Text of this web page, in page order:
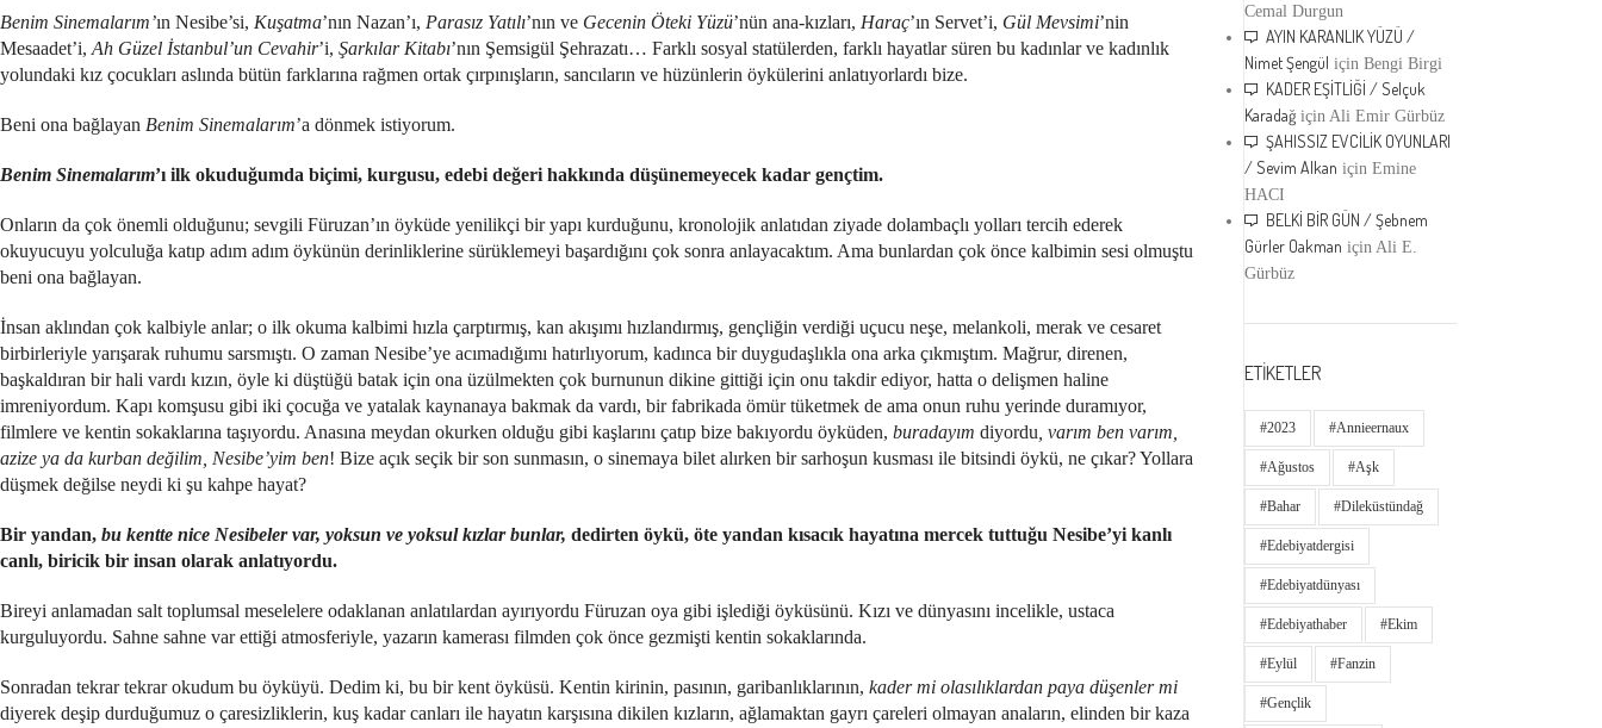
Benim Sinemalarım’ın Nesibe’si, Kuşatma’nın Nazan’ı, Parasız Yatılı’nın ve Gecenin Öteki Yüzü’nün ana-kızları, Haraç’ın Servet’i, Gül Mevsimi’nin
Mesaadet’i, Ah Güzel İstanbul’un Cevahir’i, Şarkılar Kitabı’nın Şemsigül Şehrazatı… Farklı sosyal statülerden, farklı hayatlar süren bu kadınlar ve kadınlık
yolundaki kız çocukları aslında bütün farklarına rağmen ortak çırpınışların, sancıların ve hüzünlerin öykülerini anlatıyorlardı bize.
Beni ona bağlayan Benim Sinemalarım’a dönmek istiyorum.
Benim Sinemalarım’ı ilk okuduğumda biçimi, kurgusu, edebi değeri hakkında düşünemeyecek kadar gençtim.
Onların da çok önemli olduğunu; sevgili Füruzan’ın öyküde yenilikçi bir yapı kurduğunu, kronolojik anlatıdan ziyade dolambaçlı yolları tercih ederek
okuyucuyu yolculuğa katıp adım adım öykünün derinliklerine sürüklemeyi başardığını çok sonra anlayacaktım. Ama bunlardan çok önce kalbimin sesi olmuştu
beni ona bağlayan.
İnsan aklından çok kalbiyle anlar; o ilk okuma kalbimi hızla çarptırmış, kan akışımı hızlandırmış, gençliğin verdiği uçucu neşe, melankoli, merak ve cesaret
birbirleriyle yarışarak ruhumu sarsmıştı. O zaman Nesibe’ye acımadığımı hatırlıyorum, kadınca bir duygudaşlıkla ona arka çıkmıştım. Mağrur, direnen,
başkaldıran bir hali vardı kızın, öyle ki düştüğü batak için ona üzülmekten çok burnunun dikine gittiği için onu takdir ediyor, hatta o delişmen haline
imreniyordum. Kapı komşusu gibi iki çocuğa ve yatalak kaynanaya bakmak da vardı, bir fabrikada ömür tüketmek de ama onun ruhu yerinde duramıyor,
filmlere ve kentin sokaklarına taşıyordu. Anasına meydan okurken olduğu gibi kaşlarını çatıp bize bakıyordu öyküden, buradayım diyordu , varım ben varım,
azize ya da kurban değilim, Nesibe’yim ben! Bize açık seçik bir son sunmasın, o sinemaya bilet alırken bir sarhoşun kusması ile bitsindi öykü, ne çıkar? Yollara
düşmek değilse neydi ki şu kahpe hayat?
Bir yandan, bu kentte nice Nesibeler var, yoksun ve yoksul kızlar bunlar, dedirten öykü, öte yandan kısacık hayatına mercek tuttuğu Nesibe’yi kanlı
canlı, biricik bir insan olarak anlatıyordu.
Bireyi anlamadan salt toplumsal meselelere odaklanan anlatılardan ayırıyordu Füruzan oya gibi işlediği öyküsünü. Kızı ve dünyasını incelikle, ustaca
kurguluyordu. Sahne sahne var ettiği atmosferiyle, yazarın kamerası filmden çok önce gezmişti kentin sokaklarında.
Sonradan tekrar tekrar okudum bu öyküyü. Dedim ki, bu bir kent öyküsü. Kentin kirinin, pasının, garibanlıklarının, kader mi olasılıklardan paya düşenler mi
diyerek deşip durduğumuz o çaresizliklerin, kuş kadar canları ile hayatın karşısına dikilen kızların, ağlamaktan gayrı çareleri olmayan anaların, elinden bir kaza
Cemal Durgun
AYIN KARANLIK YÜZÜ /
Nimet Şengül içinBengi Birgi
KADER EŞİTLİĞİ / Selçuk
Karadağ için Ali Emir Gürbüz
ŞAHISSIZ EVCİLİK OYUNLARI
/ Sevim Alkan içinEmine
HACI
BELKİ BİR GÜN / Şebnem
Gürler Oakman için Ali E.
Gürbüz
ETİKETLER
#2023 #annieernaux
#ağustos #aşk
#bahar #dileküstündağ
#edebiyatdergisi
#edebiyatdünyası
#edebiyathaber #ekim
#eylül #fanzin
#gençlik